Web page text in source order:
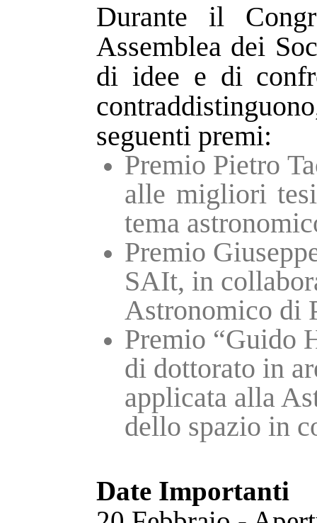
Durante il
Assemblea dei
di idee e di
seguenti premi:
Premio Pietro
alle migliori
tema
Premio
SAIt, in
Astronomico di
Premio “Guido
di dottorato in
applicata alla
dello spazio in
Date Importanti